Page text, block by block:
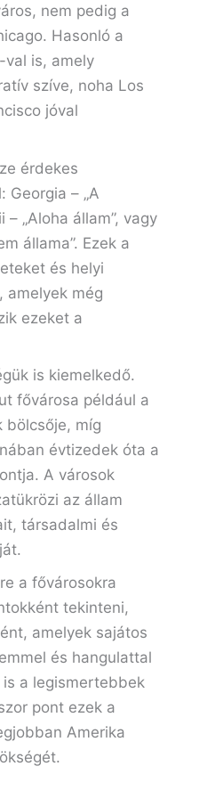
nem pedig a
Hasonló a
val is, amely
szíve, noha Los
jóval
érdekes
Georgia – „A
– „Aloha állam”, vagy
állama”. Ezek a
és helyi
amelyek még
ezeket a
is kiemelkedő.
fővárosa például a
bölcsője, míg
évtizedek óta a
A városok
az állam
társadalmi és
a fővárosokra
tekinteni,
amelyek sajátos
és hangulattal
a legismertebbek
pont ezek a
Amerika